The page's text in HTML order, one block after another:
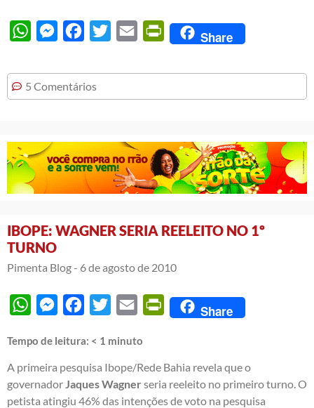
WhatsAppMessengerFacebook
Twitter Email PrintFriendly
Share
5 Comentários
IBOPE: WAGNER SERIA REELEITO NO 1º
TURNO
Pimenta Blog - 6 de agosto de 2010
WhatsAppMessengerFacebook
Twitter Email PrintFriendly
Share
Tempo de leitura: < 1 minuto
A primeira pesquisa Ibope/Rede Bahia revela que o
governador Jaques Wagner seria reeleito no primeiro turno. O
petista atingiu 46% das intenções de voto na pesquisa